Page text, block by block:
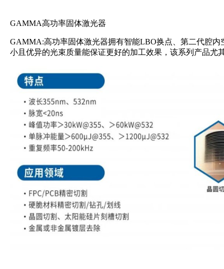
GAMMA高功率固体激光器
GAMMA:高功率固体激光器拥有智能LBO换点、第二代腔
小且优异的光束质量能保证更好的加工效果，该系列产品尤